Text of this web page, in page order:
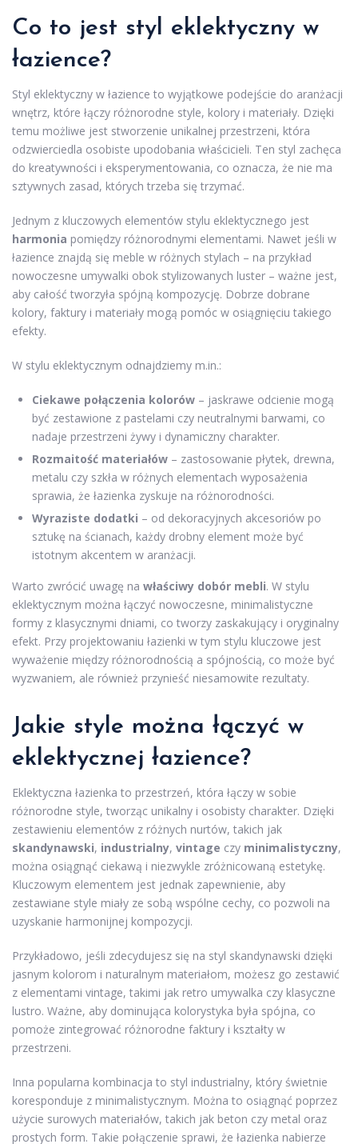
Co to jest styl eklektyczny w
łazience?
Styl eklektyczny w łazience to wyjątkowe podejście do aranżacji
wnętrz, które łączy różnorodne style, kolory i materiały. Dzięki
temu możliwe jest stworzenie unikalnej przestrzeni, która
odzwierciedla osobiste upodobania właścicieli. Ten styl zachęca
do kreatywności i eksperymentowania, co oznacza, że nie ma
sztywnych zasad, których trzeba się trzymać.
Jednym z kluczowych elementów stylu eklektycznego jest
harmonia pomiędzy różnorodnymi elementami. Nawet jeśli w
łazience znajdą się meble w różnych stylach – na przykład
nowoczesne umywalki obok stylizowanych luster – ważne jest,
aby całość tworzyła spójną kompozycję. Dobrze dobrane
kolory, faktury i materiały mogą pomóc w osiągnięciu takiego
efekty.
W stylu eklektycznym odnajdziemy m.in.:
Ciekawe połączenia kolorów – jaskrawe odcienie mogą
być zestawione z pastelami czy neutralnymi barwami, co
nadaje przestrzeni żywy i dynamiczny charakter.
Rozmaitość materiałów – zastosowanie płytek, drewna,
metalu czy szkła w różnych elementach wyposażenia
sprawia, że łazienka zyskuje na różnorodności.
Wyraziste dodatki – od dekoracyjnych akcesoriów po
sztukę na ścianach, każdy drobny element może być
istotnym akcentem w aranżacji.
Warto zwrócić uwagę na właściwy dobór mebli. W stylu
eklektycznym można łączyć nowoczesne, minimalistyczne
formy z klasycznymi dniami, co tworzy zaskakujący i oryginalny
efekt. Przy projektowaniu łazienki w tym stylu kluczowe jest
wyważenie między różnorodnością a spójnością, co może być
wyzwaniem, ale również przynieść niesamowite rezultaty.
Jakie style można łączyć w
eklektycznej łazience?
Eklektyczna łazienka to przestrzeń, która łączy w sobie
różnorodne style, tworząc unikalny i osobisty charakter. Dzięki
zestawieniu elementów z różnych nurtów, takich jak
skandynawski, industrialny, vintage czy minimalistyczny,
można osiągnąć ciekawą i niezwykle zróżnicowaną estetykę.
Kluczowym elementem jest jednak zapewnienie, aby
zestawiane style miały ze sobą wspólne cechy, co pozwoli na
uzyskanie harmonijnej kompozycji.
Przykładowo, jeśli zdecydujesz się na styl skandynawski dzięki
jasnym kolorom i naturalnym materiałom, możesz go zestawić
z elementami vintage, takimi jak retro umywalka czy klasyczne
lustro. Ważne, aby dominująca kolorystyka była spójna, co
pomoże zintegrować różnorodne faktury i kształty w
przestrzeni.
Inna popularna kombinacja to styl industrialny, który świetnie
koresponduje z minimalistycznym. Można to osiągnąć poprzez
użycie surowych materiałów, takich jak beton czy metal oraz
prostych form. Takie połączenie sprawi, że łazienka nabierze